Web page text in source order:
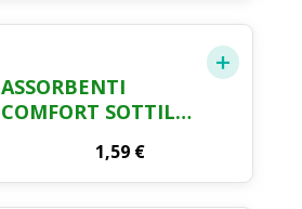
ASSORBENTI
COMFORT SOTTILI
1,59 €